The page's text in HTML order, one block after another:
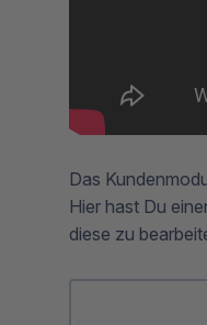
Das
Hier hast Du
diese zu